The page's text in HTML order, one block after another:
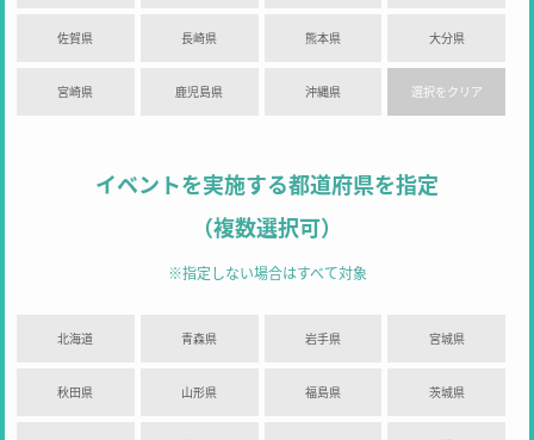
佐賀県 長崎県 熊本県 大分県
宮崎県 鹿児島県 沖縄県 選択をクリア
イベントを実施する都道府県を指定
（複数選択可）
※指定しない場合はすべて対象
北海道 青森県 岩手県 宮城県
秋田県 山形県 福島県 茨城県